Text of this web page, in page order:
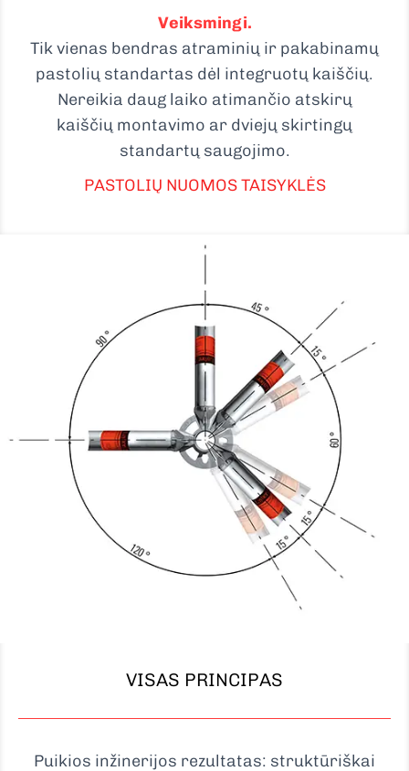
Veiksmingi.
Tik vienas bendras atraminių ir pakabinamų
pastolių standartas dėl integruotų kaiščių.
Nereikia daug laiko atimančio atskirų
kaiščių montavimo ar dviejų skirtingų
standartų saugojimo.
PASTOLIŲ NUOMOS TAISYKLĖS
VISAS PRINCIPAS
Puikios inžinerijos rezultatas: struktūriškai